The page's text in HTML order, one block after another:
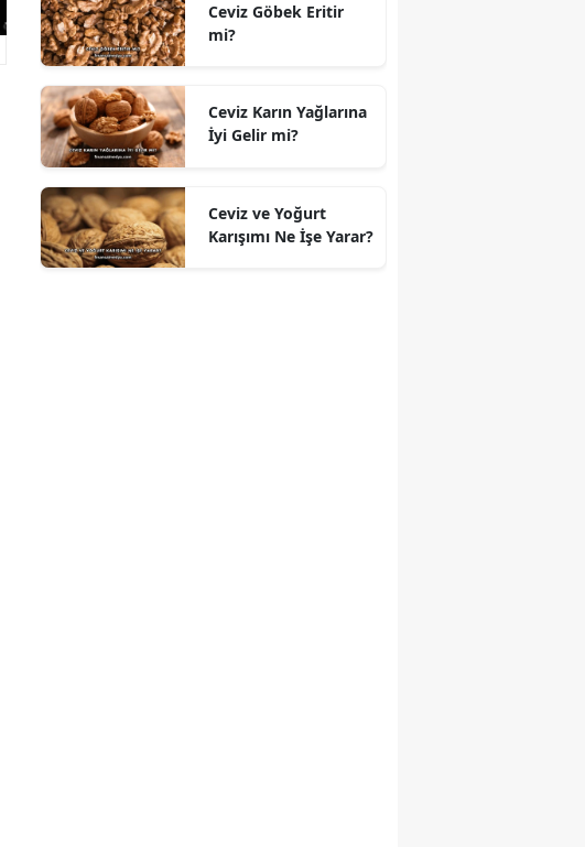
Ceviz Göbek Eritir
mi?
Ceviz Karın Yağlarına
İyi Gelir mi?
Ceviz ve Yoğurt
Karışımı Ne İşe Yarar?